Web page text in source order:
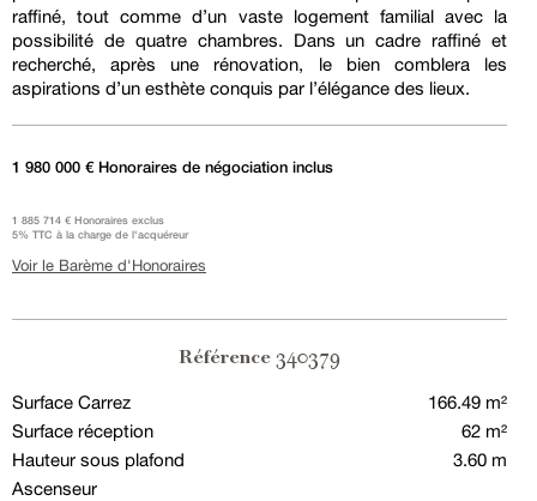
raffiné, tout comme d’un vaste logement familial avec la
possibilité de quatre chambres. Dans un cadre raffiné et
recherché, après une rénovation, le bien comblera les
aspirations d’un esthète conquis par l’élégance des lieux.
1 980 000 € Honoraires de négociation inclus
1 885 714 € Honoraires exclus
5% TTC à la charge de l'acquéreur
Voir le Barème d'Honoraires
Référence 340379
Surface Carrez
166.49 m²
Surface réception
62 m²
Hauteur sous plafond
3.60 m
Ascenseur